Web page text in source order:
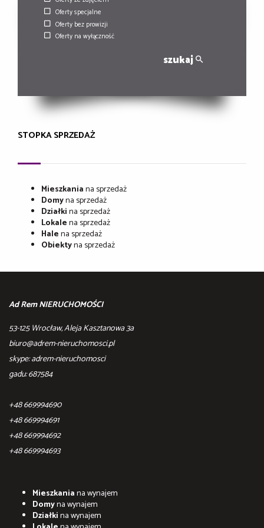
Oferty specjalne
Oferty bez prowizji
Oferty na wyłączność
szukaj
STOPKA SPRZEDAŻ
Mieszkaniana sprzedaż
Domyna sprzedaż
Działkina sprzedaż
Lokalena sprzedaż
Halena sprzedaż
Obiektyna sprzedaż
Ad Rem NIERUCHOMOŚCI
53-125 Wrocław, Aleja Kasztanowa 3a
biuro@adrem-nieruchomosci.pl
skype: adrem-nieruchomosci
gadu: 687584
+48 669994690
+48 669994691
+48 669994692
+48 669994693
Mieszkaniana wynajem
Domyna wynajem
Działkina wynajem